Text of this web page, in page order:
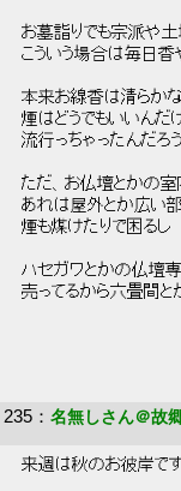
お墓詣りでも宗派や
こういう場合は毎日香
本来お線香は清らか
煙はどうでもいいんだ
流行っちゃったんだろ
ただ、お仏壇とかの室
あれは屋外とか広い
煙も煤けたりで困るし
ハセガワとかの仏壇
売ってるから六畳間
235 ： 名無しさん＠故
来週は秋のお彼岸です